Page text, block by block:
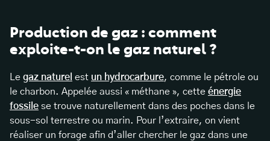
Production de gaz : comment
exploite-t-on le gaz naturel ?
Le gaz naturel est un hydrocarbure, comme le pétrole ou
le charbon. Appelée aussi « méthane », cette énergie
fossile se trouve naturellement dans des poches dans le
sous-sol terrestre ou marin. Pour l’extraire, on vient
réaliser un forage afin d’aller chercher le gaz dans une